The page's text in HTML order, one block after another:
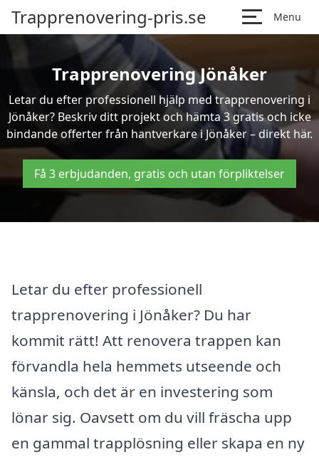
Trapprenovering-pris.se Menu
Trapprenovering Jönåker
Letar du efter professionell hjälp med trapprenovering i
Jönåker? Beskriv ditt projekt och hämta 3 gratis och icke
bindande offerter från hantverkare i Jönåker – direkt här.
Få 3 erbjudanden, gratis och utan förpliktelser
Letar du efter professionell
trapprenovering i Jönåker? Du har
kommit rätt! Att renovera trappen kan
förvandla hela hemmets utseende och
känsla, och det är en investering som
lönar sig. Oavsett om du vill fräscha upp
en gammal trapplösning eller skapa en ny